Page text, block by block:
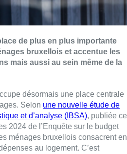
de plus en plus importante
bruxellois et accentue les
mais aussi au sein même de la
désormais une place centrale
Selon une nouvelle étude de
et d’analyse (IBSA), publiée ce
2024 de l’Enquête sur le budget
ménages bruxellois consacrent en
au logement. C’est